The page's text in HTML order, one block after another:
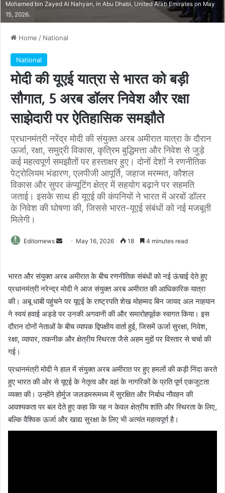
Mohamed bin Zayed Al Nahyan, in Abu Dhabi, United Arab Emirates on May
15, 2026.
Home / National
National
मोदी की यूएई यात्रा से भारत को बड़ी
सौगात, 5 अरब डॉलर निवेश और रक्षा
साझेदारी पर ऐतिहासिक समझौते
प्रधानमंत्री नरेंद्र मोदी की संयुक्त अरब अमीरात यात्रा के दौरान
ऊर्जा, रक्षा, समुद्री विकास, कृत्रिम बुद्धिमत्ता और निवेश से जुड़े
कई महत्वपूर्ण समझौतों पर हस्ताक्षर हुए। दोनों देशों ने रणनीतिक
पेट्रोलियम भंडारण, एलपीजी आपूर्ति, जहाज मरम्मत, कौशल
विकास और सुपर कंप्यूटिंग क्षेत्र में सहयोग बढ़ाने पर सहमति
जताई। इसके साथ ही यूएई की कंपनियों ने भारत में अरबों डॉलर
के निवेश की घोषणा की, जिससे भारत-यूएई संबंधों को नई मजबूती
मिलेगी।
Editornews
Send May 16, 2026 18 4 minutes read
भारत और संयुक्त अरब अमीरात के बीच रणनीतिक संबंधों को नई ऊंचाई देते हुए
प्रधानमंत्री नरेन्द्र मोदी ने आज संयुक्त अरब अमीरात की आधिकारिक यात्रा
की। अबू धाबी पहुंचने पर यूएई के राष्ट्रपति शेख मोहम्मद बिन जायद अल नाहयान
ने स्वयं हवाई अड्डे पर उनकी अगवानी की और समारोहपूर्वक स्वागत किया। इस
दौरान दोनों नेताओं के बीच व्यापक द्विपक्षीय वार्ता हुई, जिसमें ऊर्जा सुरक्षा, निवेश,
रक्षा, व्यापार, तकनीक और क्षेत्रीय स्थिरता जैसे अहम मुद्दों पर विस्तार से चर्चा की
गई।
प्रधानमंत्री मोदी ने हाल में संयुक्त अरब अमीरात पर हुए हमलों की कड़ी निंदा करते
हुए भारत की ओर से यूएई के नेतृत्व और वहां के नागरिकों के प्रति पूर्ण एकजुटता
व्यक्त की। उन्होंने होर्मुज जलडमरूमध्य में सुरक्षित और निर्बाध नौवहन की
आवश्यकता पर बल देते हुए कहा कि यह न केवल क्षेत्रीय शांति और स्थिरता के लिए,
बल्कि वैश्विक ऊर्जा और खाद्य सुरक्षा के लिए भी अत्यंत महत्वपूर्ण है।